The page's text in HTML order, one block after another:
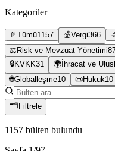
Kategoriler
📄 Tümü1157 💰Vergi366
⚖️ Risk ve Mevzuat Yönetimi
🔒KVKK31 🌍 İhracat ve
🌐Globalleşme10 📜Hukuk10
🗂 Filtrele
1157 bülten bulundu